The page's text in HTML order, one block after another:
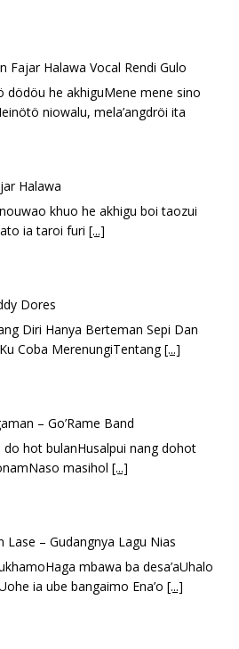
Fajar Halawa Vocal Rendi Gulo
dödöu he akhiguMene mene sino
niowalu, mela’angdröi ita
Halawa
khuo he akhigu boi taozui
ia taroi furi [...]
Dores
Diri Hanya Berteman Sepi Dan
Coba MerenungiTentang[...]
– Go’Rame Band
do hot bulanHusalpui nang dohot
masihol [...]
Lase – Gudangnya Lagu Nias
mbawa ba desa’aUhalo
ia ube bangaimo Ena’o [...]